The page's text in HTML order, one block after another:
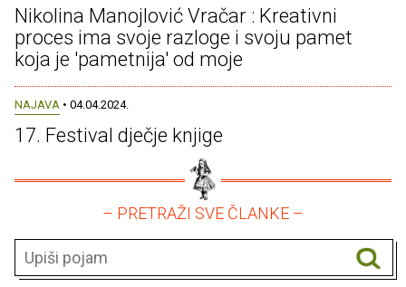
Nikolina Manojlović Vračar : Kreativni
proces ima svoje razloge i svoju pamet
koja je 'pametnija' od moje
NAJAVA • 04.04.2024.
17. Festival dječje knjige
– PRETRAŽI SVE ČLANKE –